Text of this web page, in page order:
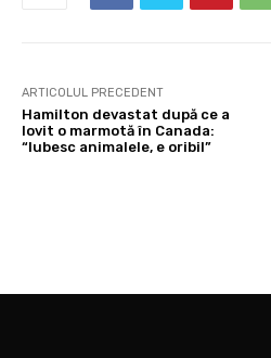
ARTICOLUL PRECEDENT
Hamilton devastat după ce a
lovit o marmotă în Canada:
“Iubesc animalele, e oribil”